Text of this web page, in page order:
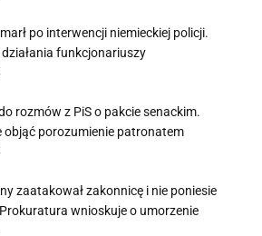
po interwencji niemieckiej policji.
funkcjonariuszy
rozmów z PiS o pakcie senackim.
objąć porozumienie patronatem
zaatakował zakonnicę i nie poniesie
wnioskuje o umorzenie